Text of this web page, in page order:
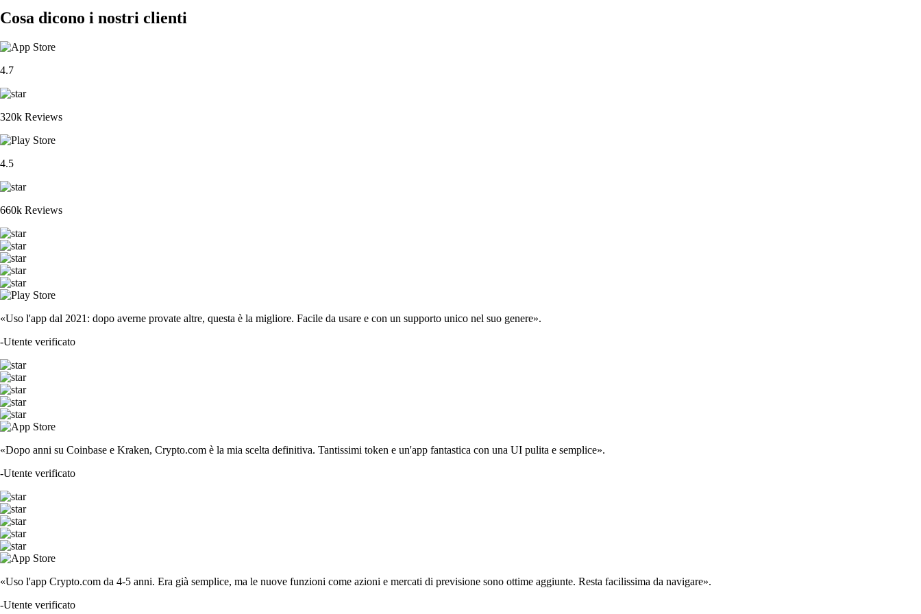
Cosa dicono i nostri clienti
4.7
320k Reviews
4.5
660k Reviews
«Uso l'app dal 2021: dopo averne provate altre, questa è la migliore. Facile da usare e con un supporto unico nel suo genere».
-Utente verificato
«Dopo anni su Coinbase e Kraken, Crypto.com è la mia scelta definitiva. Tantissimi token e un'app fantastica con una UI pulita e semplice».
-Utente verificato
«Uso l'app Crypto.com da 4-5 anni. Era già semplice, ma le nuove funzioni come azioni e mercati di previsione sono ottime aggiunte. Resta facilissima da navigare».
-Utente verificato